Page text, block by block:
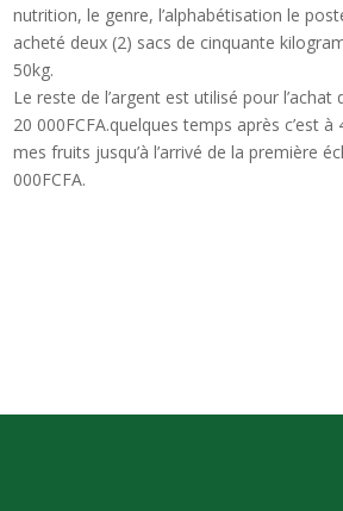
nutrition, le genre, l’alphabétisation le
acheté deux (2) sacs de cinquante
50kg.
Le reste de l’argent est utilisé pour
20 000FCFA.quelques temps après c’est
mes fruits jusqu’à l’arrivé de la première
000FCFA.